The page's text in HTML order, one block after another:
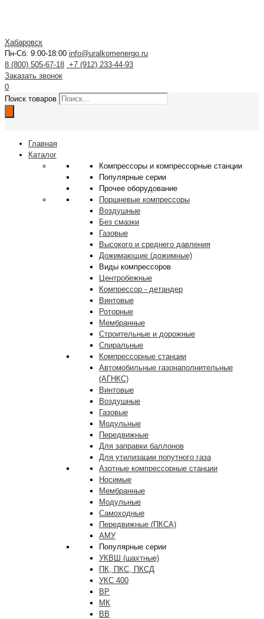
Хабаровск
Пн-Сб: 9:00-18:00 info@uralkomenergo.ru
8 (800) 505-67-18 +7 (912) 233-44-93
Заказать звонок
0
Поиск товаров
Главная
Каталог
Компрессоры и компрессорные станции
Популярные серии
Прочее оборудование
Поршневые компрессоры
Воздушные
Без смазки
Газовые
Высокого и среднего давления
Дожимающие (дожимные)
Виды компрессоров
Центробежные
Компрессор - детандер
Винтовые
Роторные
Мембранные
Строительные и дорожные
Спиральные
Компрессорные станции
Автомобильные газонаполнительные
(АГНКС)
Винтовые
Воздушные
Газовые
Модульные
Передвижные
Для заправки баллонов
Для утилизации попутного газа
Азотные компрессорные станции
Носимые
Мембранные
Модульные
Самоходные
Передвижные (ПКСА)
АМУ
Популярные серии
УКВШ (шахтные)
ПК, ПКС, ПКСД
УКС 400
ВР
МК
ВВ